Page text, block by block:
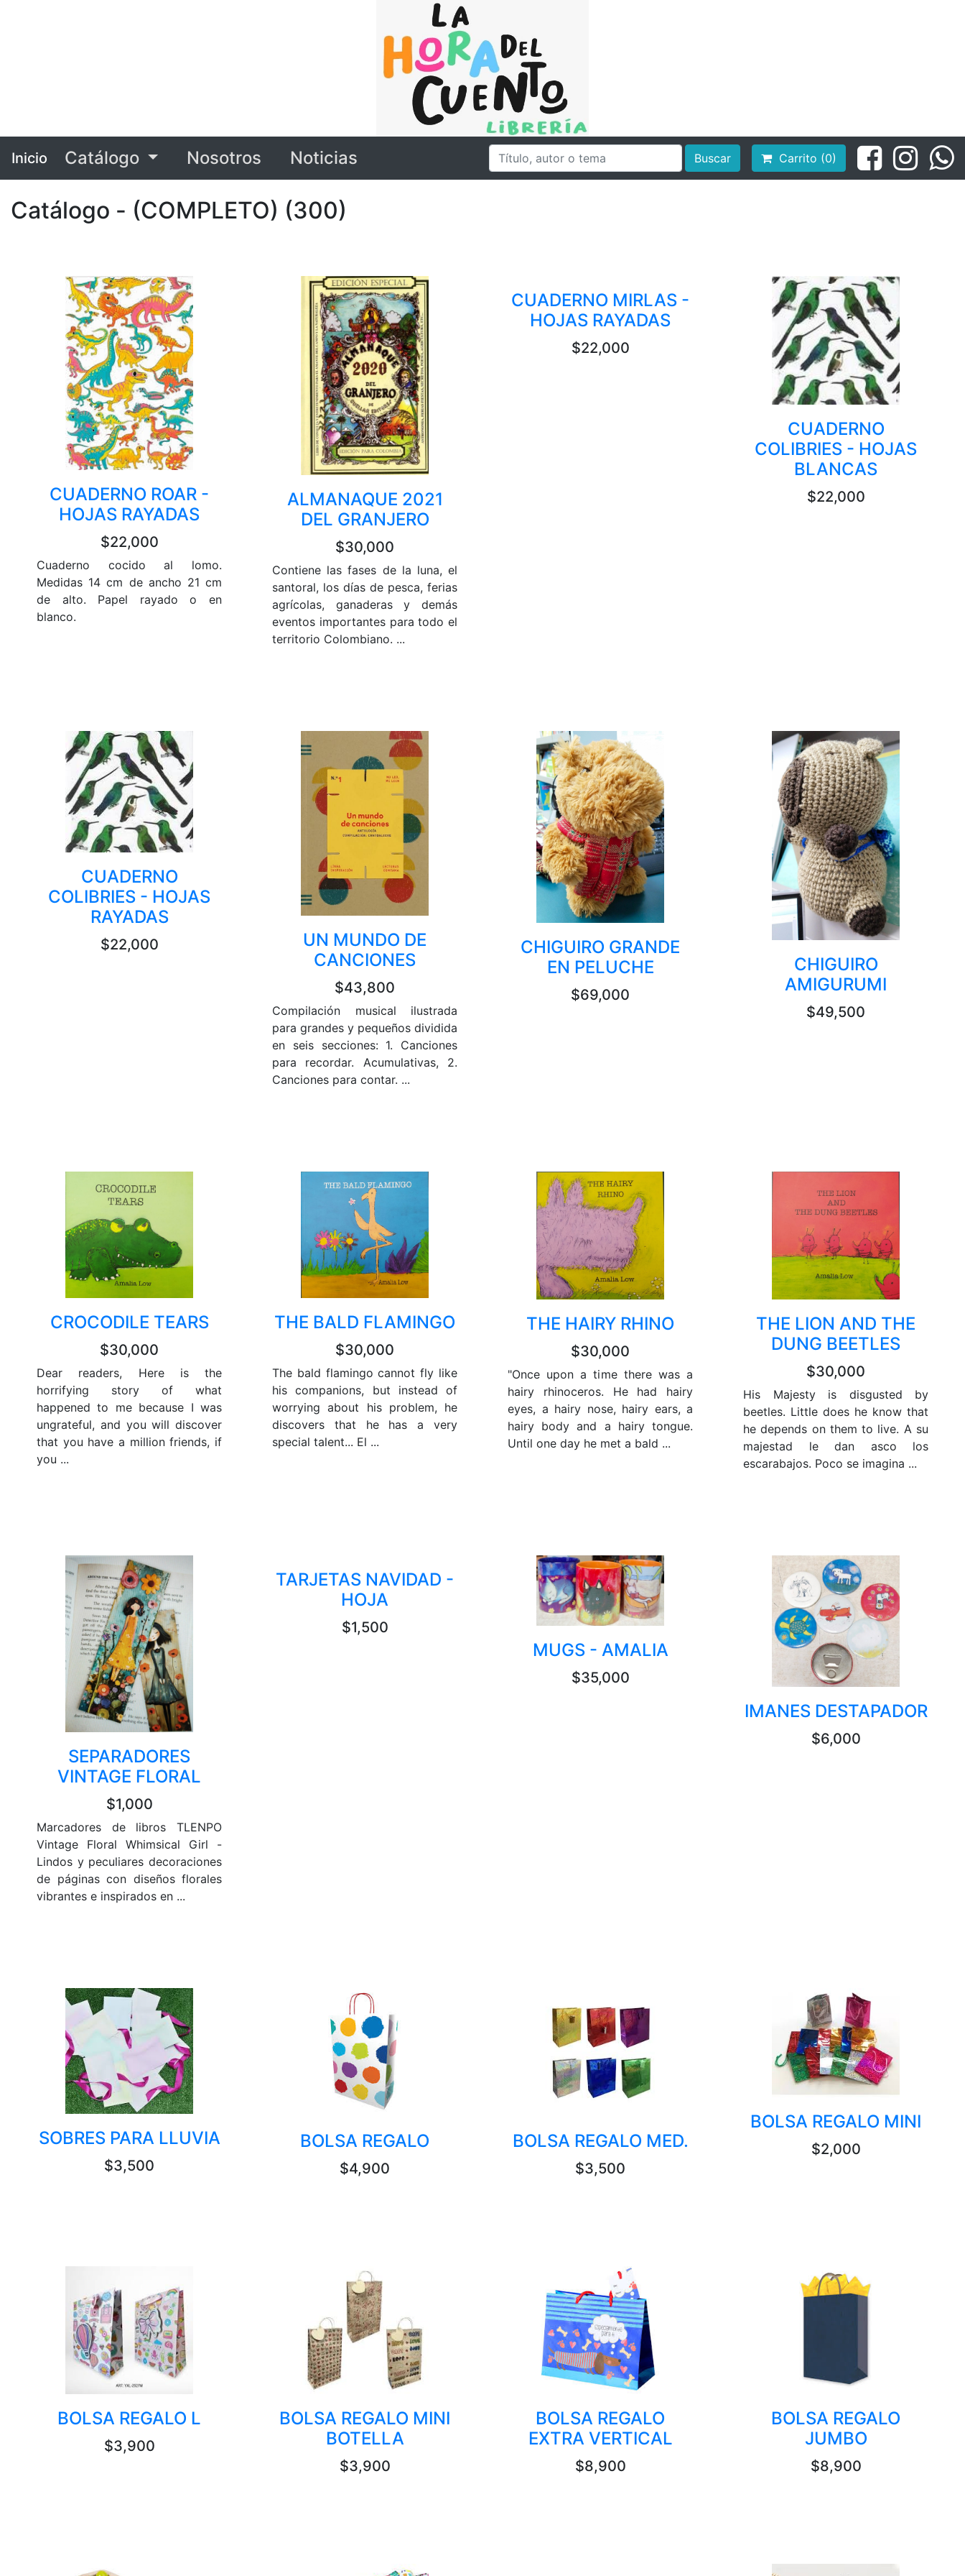
Inicio Catálogo Nosotros Noticias Buscar Carrito (0)
Catálogo - (COMPLETO) (300)
CUADERNO ROAR -
HOJAS RAYADAS
$22,000
Cuaderno cocido al lomo.
Medidas 14 cm de ancho 21 cm
de alto. Papel rayado o en
blanco.
ALMANAQUE 2021
DEL GRANJERO
$30,000
Contiene las fases de la luna, el
santoral, los días de pesca, ferias
agrícolas, ganaderas y demás
eventos importantes para todo el
territorio Colombiano. ...
CUADERNO MIRLAS -
HOJAS RAYADAS
$22,000
CUADERNO
COLIBRIES - HOJAS
BLANCAS
$22,000
CUADERNO
COLIBRIES - HOJAS
RAYADAS
$22,000
UN MUNDO DE
CANCIONES
$43,800
Compilación musical ilustrada
para grandes y pequeños dividida
en seis secciones: 1. Canciones
para recordar. Acumulativas, 2.
Canciones para contar. ...
CHIGUIRO GRANDE
EN PELUCHE
$69,000
CHIGUIRO
AMIGURUMI
$49,500
CROCODILE TEARS
$30,000
Dear readers, Here is the
horrifying story of what
happened to me because I was
ungrateful, and you will discover
that you have a million friends, if
you ...
THE BALD FLAMINGO
$30,000
The bald flamingo cannot fly like
his companions, but instead of
worrying about his problem, he
discovers that he has a very
special talent... El ...
THE HAIRY RHINO
$30,000
"Once upon a time there was a
hairy rhinoceros. He had hairy
eyes, a hairy nose, hairy ears, a
hairy body and a hairy tongue.
Until one day he met a bald ...
THE LION AND THE
DUNG BEETLES
$30,000
His Majesty is disgusted by
beetles. Little does he know that
he depends on them to live. A su
majestad le dan asco los
escarabajos. Poco se imagina ...
SEPARADORES
VINTAGE FLORAL
$1,000
Marcadores de libros TLENPO
Vintage Floral Whimsical Girl -
Lindos y peculiares decoraciones
de páginas con diseños florales
vibrantes e inspirados en ...
TARJETAS NAVIDAD -
HOJA
$1,500
MUGS - AMALIA
$35,000
IMANES DESTAPADOR
$6,000
SOBRES PARA LLUVIA
$3,500
BOLSA REGALO
$4,900
BOLSA REGALO MED.
$3,500
BOLSA REGALO MINI
$2,000
BOLSA REGALO L
$3,900
BOLSA REGALO MINI
BOTELLA
$3,900
BOLSA REGALO
EXTRA VERTICAL
$8,900
BOLSA REGALO
JUMBO
$8,900